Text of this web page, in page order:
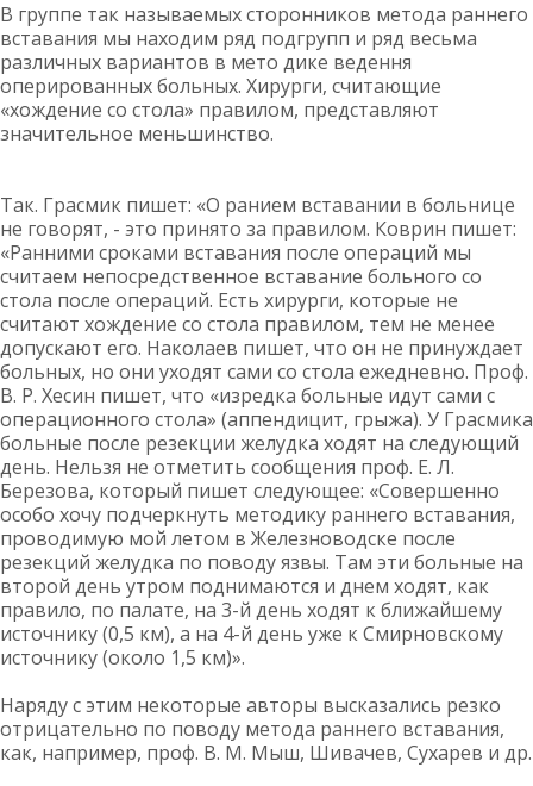
В группе так называемых сторонников метода раннего
вставания мы находим ряд подгрупп и ряд весьма
различных вариантов в мето дике ведення
оперированных больных. Хирурги, считающие
«хождение со стола» правилом, представляют
значительное меньшинство.
Так. Грасмик пишет: «О ранием вставании в больнице
не говорят, - это принято за правилом. Коврин пишет:
«Ранними сроками вставания после операций мы
считаем непосредственное вставание больного со
стола после операций. Есть хирурги, которые не
считают хождение со стола правилом, тем не менее
допускают его. Наколаев пишет, что он не принуждает
больных, но они уходят сами со стола ежедневно. Проф.
В. Р. Хесин пишет, что «изредка больные идут сами с
операционного стола» (аппендицит, грыжа). У Грасмика
больные после резекции желудка ходят на следующий
день. Нельзя не отметить сообщения проф. Е. Л.
Березова, который пишет следующее: «Совершенно
особо хочу подчеркнуть методику раннего вставания,
проводимую мой летом в Железноводске после
резекций желудка по поводу язвы. Там эти больные на
второй день утром поднимаются и днем ходят, как
правило, по палате, на 3-й день ходят к ближайшему
источнику (0,5 км), а на 4-й день уже к Смирновскому
источнику (около 1,5 км)».
Наряду с этим некоторые авторы высказались резко
отрицательно по поводу метода раннего вставания,
как, например, проф. В. М. Мыш, Шивачев, Сухарев и др.